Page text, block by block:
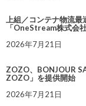
上組／コンテナ物流
「OneStream株式会
2026年7月21日
ZOZO、BONJOUR
ZOZO」を提供開始
2026年7月21日